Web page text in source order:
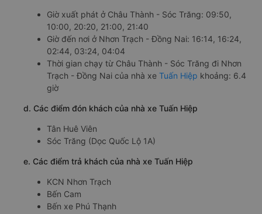
Giờ xuất phát ở Châu Thành - Sóc Trăng: 09:50,
10:00, 20:20, 21:00, 21:40
Giờ đến nơi ở Nhơn Trạch - Đồng Nai: 16:14, 16:24,
02:44, 03:24, 04:04
Thời gian chạy từ Châu Thành - Sóc Trăng đi Nhơn
Trạch - Đồng Nai của nhà xe Tuấn Hiệp khoảng: 6.4
giờ
d. Các điểm đón khách của nhà xe Tuấn Hiệp
Tân Huê Viên
Sóc Trăng (Dọc Quốc Lộ 1A)
e. Các điểm trả khách của nhà xe Tuấn Hiệp
KCN Nhơn Trạch
Bến Cam
Bến xe Phú Thạnh